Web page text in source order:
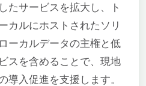
たサービスを拡大し、
ト
カルにホストされたソリ
ーカルデータの主権と低
スを含めることで、現地
導入促進を支援します。